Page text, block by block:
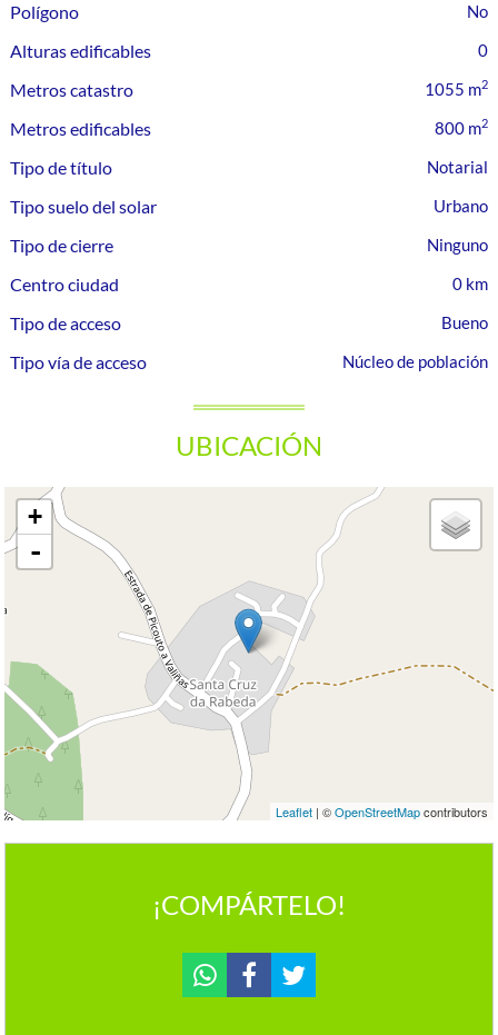
Polígono
Alturas edificables
0
Metros catastro 1055 m2
Metros edificables 800 m2
Tipo de título Notarial
Tipo suelo del solar Urbano
Tipo de cierre Ninguno
Centro ciudad 0 km
Tipo de acceso Bueno
Tipo vía de acceso Núcleo de población
UBICACIÓN
+
-
Leaflet| ©OpenStreetMapcontributors
¡COMPÁRTELO!